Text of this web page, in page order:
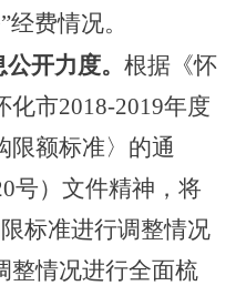
经费情况。
开力度。 根据 《怀
化市2018-2019年度
限额标准〉的通
号）文件精神， 将
标准进行调整情况
整情况进行全面梳